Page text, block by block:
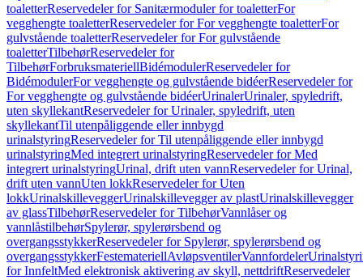
toaletterReservedeler for Sanitærmoduler for toaletterFor
vegghengte toaletterReservedeler for For vegghengte toaletterFor
gulvstående toaletterReservedeler for For gulvstående
toaletterTilbehørReservedeler for
TilbehørForbruksmateriellBidémodulerReservedeler for
BidémodulerFor vegghengte og gulvstående bidéerReservedeler for
For vegghengte og gulvstående bidéerUrinalerUrinaler, spyledrift,
uten skyllekantReservedeler for Urinaler, spyledrift, uten
skyllekantTil utenpåliggende eller innbygd
urinalstyringReservedeler for Til utenpåliggende eller innbygd
urinalstyringMed integrert urinalstyringReservedeler for Med
integrert urinalstyringUrinal, drift uten vannReservedeler for Urinal,
drift uten vannUten lokkReservedeler for Uten
lokkUrinalskilleveggerUrinalskillevegger av plastUrinalskillevegger
av glassTilbehørReservedeler for TilbehørVannlåser og
vannlåstilbehørSpylerør, spylerørsbend og
overgangsstykkerReservedeler for Spylerør, spylerørsbend og
overgangsstykkerFestemateriellAvløpsventilerVannfordeler
for InnfeltMed elektronisk aktivering av skyll, nettdriftReservedeler